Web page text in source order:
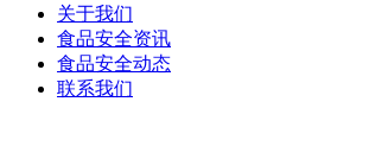
关于我们
食品安全资讯
食品安全动态
联系我们